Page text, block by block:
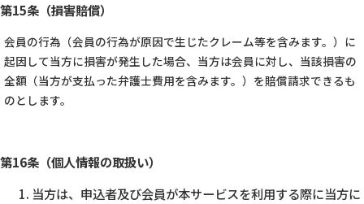
第15条（損害賠償）
会員の行為（会員の行為が原因で生じたクレーム等を含みます。）に
起因して当方に損害が発生した場合、当方は会員に対し、当該損害の
全額（当方が支払った弁護士費用を含みます。）を賠償請求できるも
のとします。
第16条（個人情報の取扱い）
当方は、申込者及び会員が本サービスを利用する際に当方に